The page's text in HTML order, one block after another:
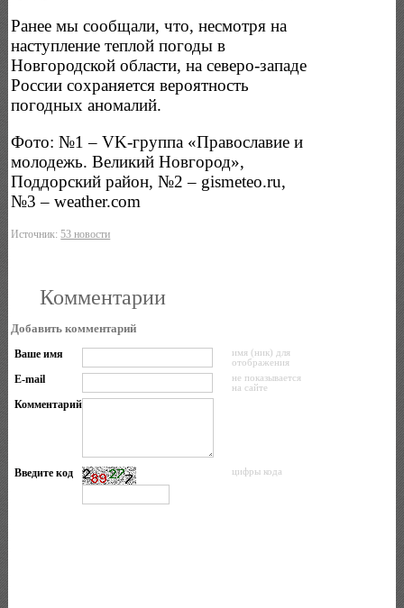
Ранее мы сообщали, что, несмотря на
наступление теплой погоды в
Новгородской области, на северо-западе
России сохраняется вероятность
погодных аномалий.
Фото: №1 – VK-группа «Православие и
молодежь. Великий Новгород»,
Поддорский район, №2 – gismeteo.ru,
№3 – weather.com
Источник:53 новости
Комментарии
Добавить комментарий
Ваше имя
имя (ник) для
отображения
E-mail
не показывается
на сайте
Комментарий
Введите код цифры кода